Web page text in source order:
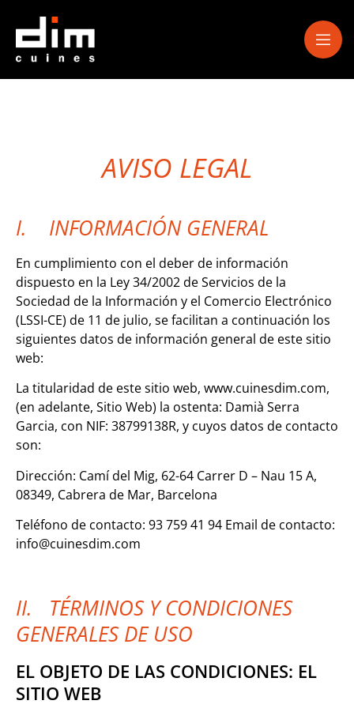
AVISO LEGAL
I. INFORMACIÓN GENERAL
En cumplimiento con el deber de información
dispuesto en la Ley 34/2002 de Servicios de la
Sociedad de la Información y el Comercio Electrónico
(LSSI-CE) de 11 de julio, se facilitan a continuación los
siguientes datos de información general de este sitio
web:
La titularidad de este sitio web, www.cuinesdim.com,
(en adelante, Sitio Web) la ostenta: Damià Serra
Garcia, con NIF: 38799138R, y cuyos datos de contacto
son:
Dirección: Camí del Mig, 62-64 Carrer D – Nau 15 A,
08349, Cabrera de Mar, Barcelona
Teléfono de contacto: 93 759 41 94 Email de contacto:
info@cuinesdim.com
II. TÉRMINOS Y CONDICIONES
GENERALES DE USO
EL OBJETO DE LAS CONDICIONES: EL
SITIO WEB